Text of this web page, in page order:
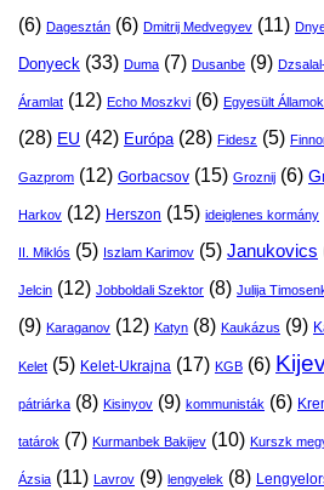
(6) Dagesztán (6) Dmitrij Medvegyev (11)
Donyeck (33) Duma (7) Dusanbe (9)
Áramlat (12) Echo Moszkvi (6) Egyesült Államok
(28) EU (42) Európa (28) Fidesz (5)
Gazprom (12) Gorbacsov (15) Groznij (6)
Harkov (12) Herszon (15) ideiglenes kormány
II. Miklós (5) Iszlam Karimov (5) Janukovics
Jelcin (12) Jobboldali Szektor (8) Julija
(9) Karaganov (12) Katyn (8) Kaukázus (9)
Kelet (5) Kelet-Ukrajna (17) KGB (6)
pátriárka (8) Kisinyov (9) kommunisták (6)
tatárok (7) Kurmanbek Bakijev (10) Kurszk
Ázsia (11) Lavrov (9) lengyelek (8)